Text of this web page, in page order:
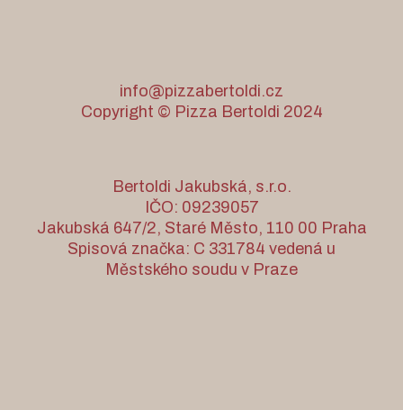
info@pizzabertoldi.cz
Copyright © Pizza Bertoldi 2024
Bertoldi Jakubská, s.r.o.
IČO: 09239057
Jakubská 647/2, Staré Město, 110 00 Praha
Spisová značka: C 331784 vedená u
Městského soudu v Praze